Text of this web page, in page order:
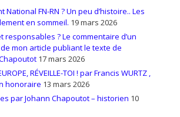
National FN-RN ? Un peu d’histoire.. Les
en sommeil. 19 mars 2026
? Le commentaire d’un
mon article publiant le texte de
17 mars 2026
RÉVEILLE-TOI ! par Francis WURTZ ,
honoraire 13 mars 2026
par Johann Chapoutot – historien 10